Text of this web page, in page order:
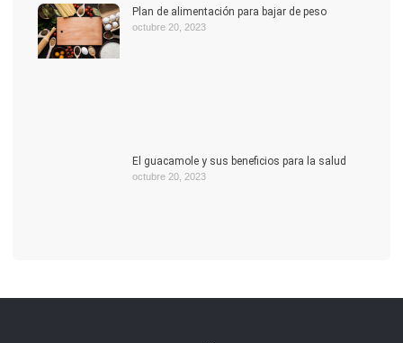
Plan de alimentación para bajar de peso
octubre 20, 2023
El guacamole y sus beneficios para la salud
octubre 20, 2023